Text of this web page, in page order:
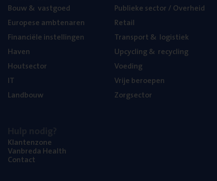
Bouw& vastgoed
Euro­pe­se ambtenaren
Finan­ci­ë­le instellingen
Haven
Hout­sec­tor
IT
Land­bouw
Publie­ke sec­tor / Overheid
Retail
Trans­port& logistiek
Upcy­cling& recycling
Voe­ding
Vrije beroe­pen
Zorg­sec­tor
Klan­ten­zo­ne
Van­b­re­da Health
Con­tact